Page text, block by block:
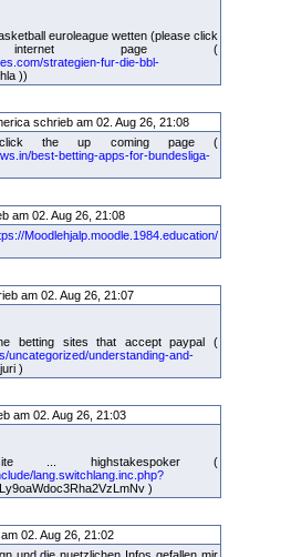
euroleague wetten (please click
page (
strategien-fur-die-bbl-
))
schrieb am 02. Aug 26, 21:08
click the up coming page (
best-betting-apps-for-bundesliga-
am 02. Aug 26, 21:08
Moodlehjalp.moodle.1984.education/
am 02. Aug 26, 21:07
betting sites that accept paypal (
uncategorized/understanding-and-
)
am 02. Aug 26, 21:03
highstakespoker (
lang.switchlang.inc.php?
)
02. Aug 26, 21:02